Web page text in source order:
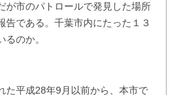
が市のパトロールで発見した場所
告である。千葉市内にたった１３
のか。
平成28年9月以前から、本市で